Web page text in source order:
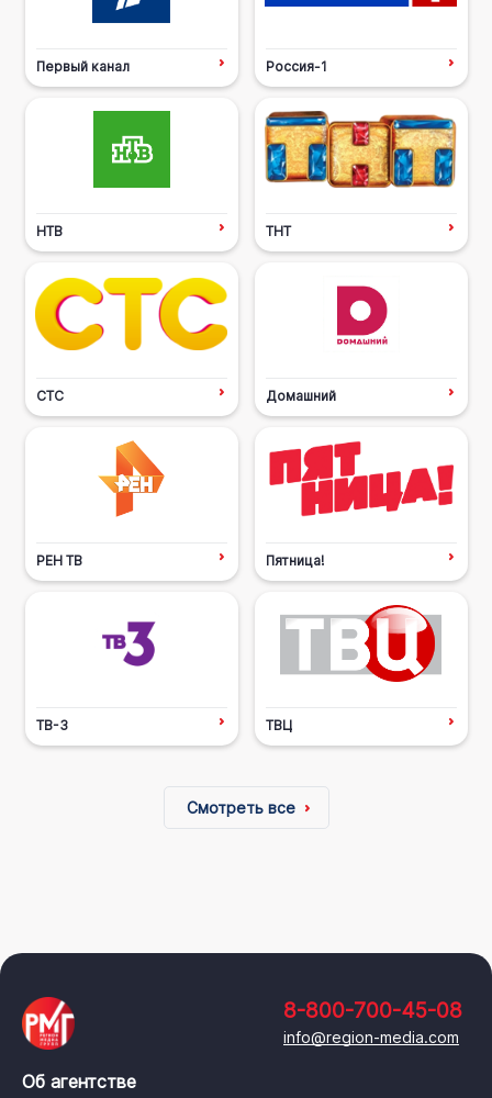
Первый канал Россия-1
НТВ ТНТ
СТС Домашний
РЕН ТВ Пятница!
ТВ-3 ТВЦ
Смотреть все
8-800-700-45-08
info@region-media.com
Об агентстве